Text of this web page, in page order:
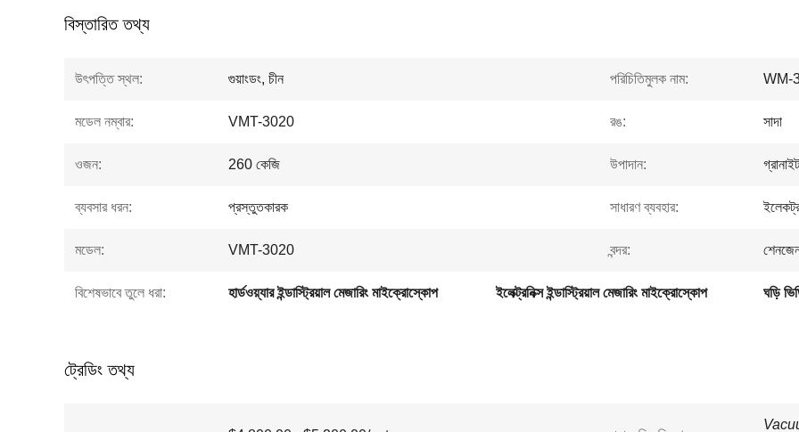
বিস্তারিত তথ্য
উৎপত্তি স্থল: গুয়াংডং, চীন পরিচিতিমুলক নাম: WM-
মডেল নম্বার: VMT-3020 রঙ: সাদা
ওজন: 260 কেজি উপাদান: গ্রানাইট
ব্যবসার ধরন: প্রস্তুতকারক সাধারণ ব্যবহার:
মডেল: VMT-3020 বন্দর:
বিশেষভাবে তুলে ধরা: হার্ডওয়্যার ইন্ডাস্ট্রিয়াল মেজারিং মাইক্রোস্কোপ ইলেক্ট্রনিক্স ইন্ডাস্ট্রিয়াল মেজারিং মাইক্রোস্কোপ ঘড়ি
ট্রেডিং তথ্য